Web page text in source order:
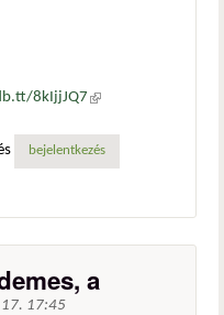
8kIjjJQ7(külső
bejelentkezés
a
17:45